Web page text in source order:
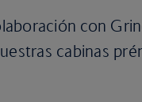
con
cabinas